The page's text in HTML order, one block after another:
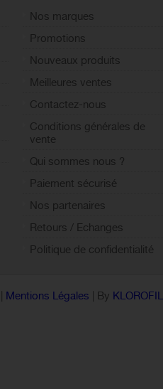
Nos marques
Promotions
Nouveaux produits
Meilleures ventes
Contactez-nous
Conditions générales de
vente
Qui sommes nous ?
Paiement sécurisé
Nos partenaires
Retours / Echanges
Politique de confidentialité
Mentions Légales | By